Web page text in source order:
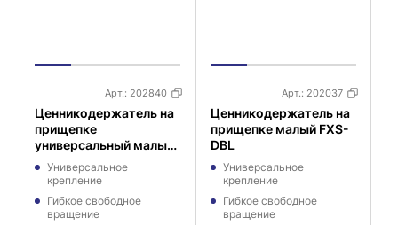
Арт.: 202840
Ценникодержатель на
прищепке
универсальный малый
FXS 0 мм, цвет черный
Универсальное
крепление
Гибкое свободное
вращение
Арт.: 202037
Ценникодержатель на
прищепке малый FXS-
DBL
Универсальное
крепление
Гибкое свободное
вращение